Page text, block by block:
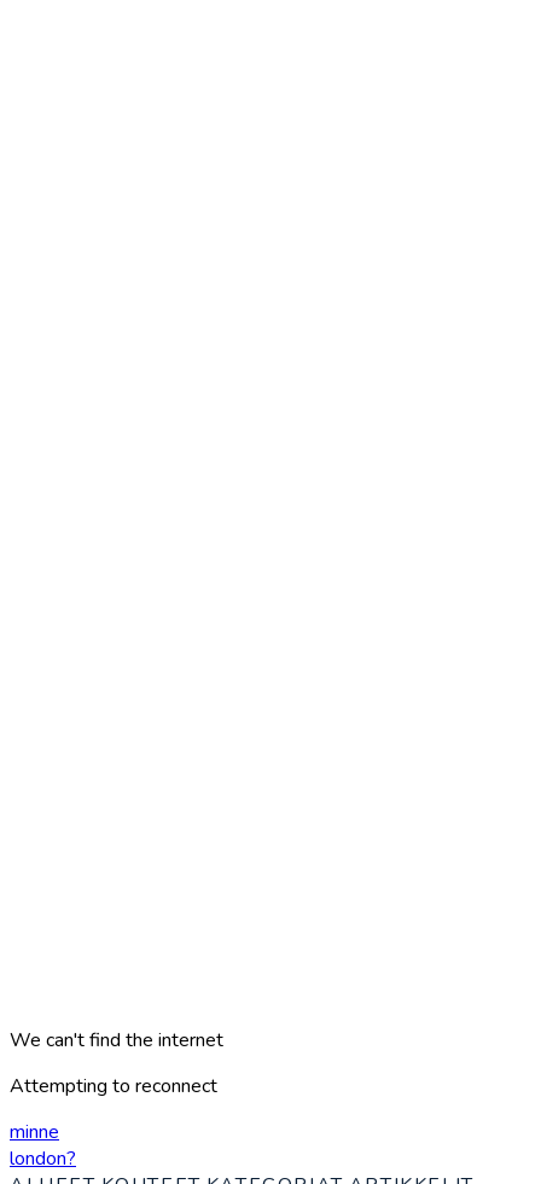
We can't find the internet
Attempting to reconnect
minne
london?